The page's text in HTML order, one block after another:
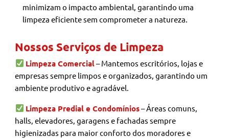
minimizam o impacto ambiental, garantindo uma
limpeza eficiente sem comprometer a natureza.
Nossos Serviços de Limpeza
Limpeza Comercial– Mantemos escritórios, lojas e
empresas sempre limpos e organizados, garantindo um
ambiente produtivo e agradável.
Limpeza Predial e Condomínios– Áreas comuns,
halls, elevadores, garagens e fachadas sempre
higienizadas para maior conforto dos moradores e